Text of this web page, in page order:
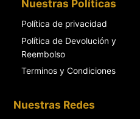
Nuestras Políticas
Política de privacidad
Política de Devolución y
Reembolso
Terminos y Condiciones
Nuestras Redes